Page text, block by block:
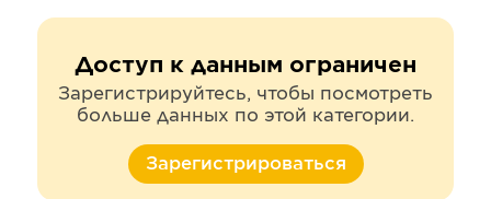
Доступ к данным ограничен
Зарегистрируйтесь, чтобы посмотреть
больше данных по этой категории.
Зарегистрироваться